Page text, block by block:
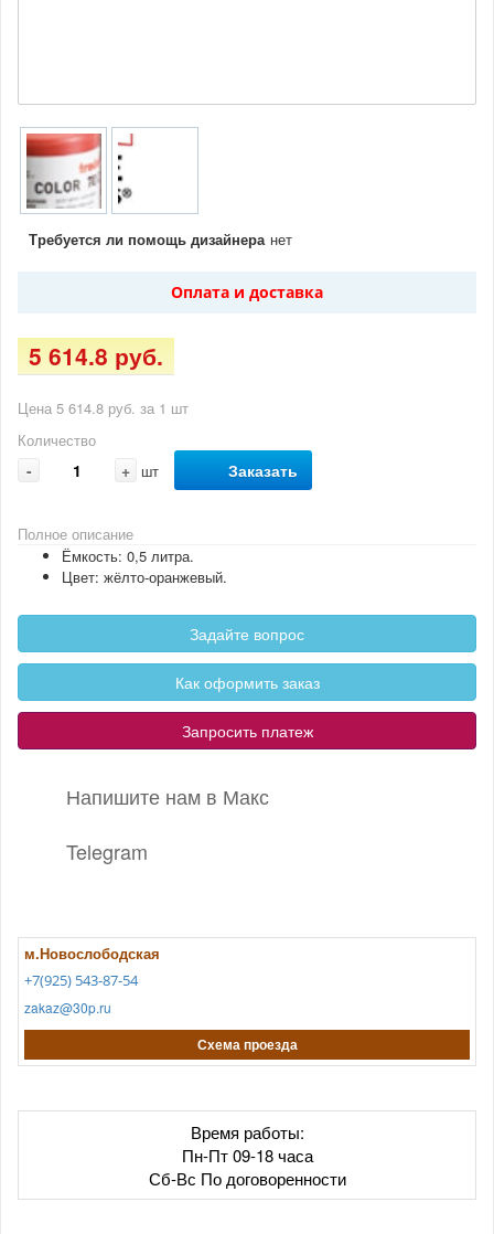
Требуется ли помощь дизайнера нет
Оплата и доставка
5 614.8 руб.
Цена 5 614.8 руб. за 1 шт
Количество
- + шт Заказать
Полное описание
Ёмкость: 0,5 литра.
Цвет: жёлто-оранжевый.
Задайте вопрос
Как оформить заказ
Запросить платеж
Напишите нам в Макс
Telegram
м.Новослободская
+7(925) 543-87-54
zakaz@30p.ru
Схема проезда
Время работы:
Пн-Пт 09-18 часа
Сб-Вс По договоренности